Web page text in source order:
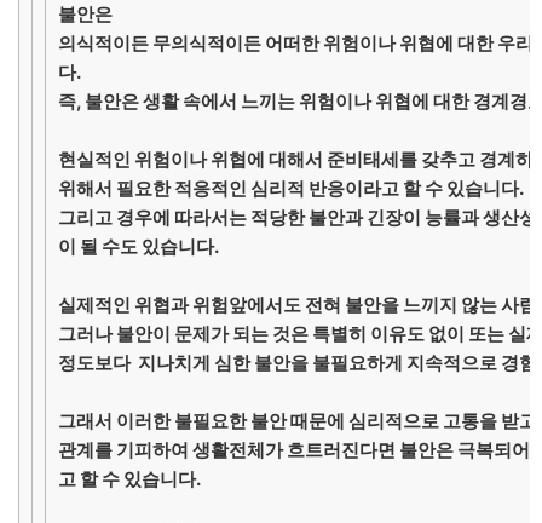
불안은
의식적이든 무의식적이든 어떠한 위험이나 위협에 대한 우리
다.
즉, 불안은 생활 속에서 느끼는 위험이나 위협에 대한 경계경
현실적인 위험이나 위협에 대해서 준비태세를 갖추고 경계하
위해서 필요한 적응적인 심리적 반응이라고 할 수 있습니다.
그리고 경우에 따라서는 적당한 불안과 긴장이 능률과 생산
이 될 수도 있습니다.
실제적인 위협과 위험앞에서도 전혀 불안을 느끼지 않는 사
그러나 불안이 문제가 되는 것은 특별히 이유도 없이 또는 실
정도보다 지나치게 심한 불안을 불필요하게 지속적으로 경
그래서 이러한 불필요한 불안 때문에 심리적으로 고통을 받
관계를 기피하여 생활전체가 흐트러진다면 불안은 극복되어
고 할 수 있습니다.